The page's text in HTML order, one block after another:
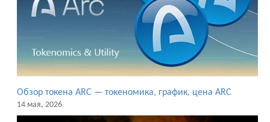
Обзор токена ARC — токеномика, график, цена ARC
14 мая, 2026